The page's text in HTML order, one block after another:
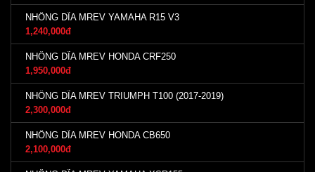
NHÔNG DĨA MREV YAMAHA R15 V3
1,240,000đ
NHÔNG DĨA MREV HONDA CRF250
1,950,000đ
NHÔNG DĨA MREV TRIUMPH T100 (2017-2019)
2,300,000đ
NHÔNG DĨA MREV HONDA CB650
2,100,000đ